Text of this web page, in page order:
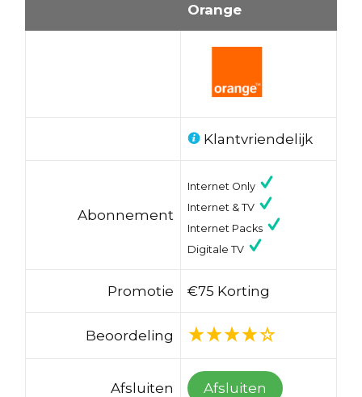
Orange
Klantvriendelijk
Abonnement
Internet Only
Internet & TV
Internet Packs
Digitale TV
Promotie €75 Korting
Beoordeling
Afsluiten Afsluiten